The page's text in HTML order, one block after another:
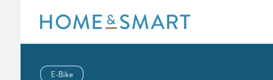
content
E-Bike